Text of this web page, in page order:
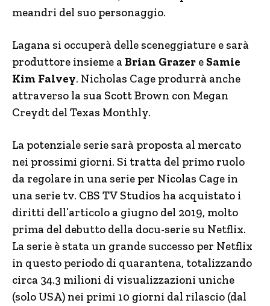
meandri del suo personaggio.
Lagana si occuperà delle sceneggiature e sarà
produttore insieme aBrian Grazer e Samie
Kim Falvey. Nicholas Cage produrrà anche
attraverso la sua Scott Brown con Megan
Creydt del Texas Monthly.
La potenziale serie sarà proposta al mercato
nei prossimi giorni. Si tratta del primo ruolo
da regolare in una serie per Nicolas Cage in
una serie tv. CBS TV Studios ha acquistato i
diritti dell’articolo a giugno del 2019, molto
prima del debutto della docu-serie su Netflix.
La serie è stata un grande successo per Netflix
in questo periodo di quarantena, totalizzando
circa 34.3 milioni di visualizzazioni uniche
(solo USA) nei primi 10 giorni dal rilascio (dal